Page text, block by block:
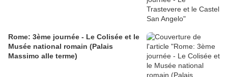
Rome: 3ème journée - Le Colisée et le
Musée national romain (Palais
Massimo alle terme)